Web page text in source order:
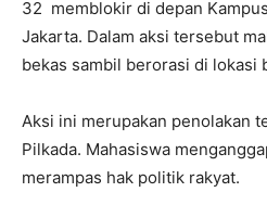
32 memblokir di depan
Jakarta. Dalam aksi tersebut
bekas sambil berorasi di lokasi
Aksi ini merupakan penolakan
Pilkada. Mahasiswa
merampas hak politik rakyat.